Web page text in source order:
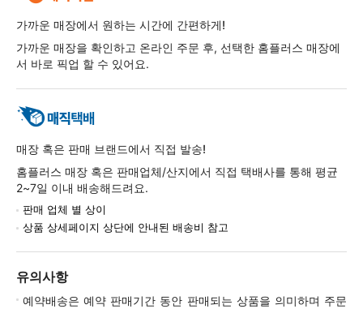
가까운 매장에서 원하는 시간에 간편하게!
가까운 매장을 확인하고 온라인 주문 후, 선택한 홈플러스 매장에
서 바로 픽업 할 수 있어요.
매장 혹은 판매 브랜드에서 직접 발송!
홈플러스 매장 혹은 판매업체/산지에서 직접 택배사를 통해 평균
2~7일 이내 배송해드려요.
판매 업체 별 상이
상품 상세페이지 상단에 안내된 배송비 참고
유의사항
예약배송은 예약 판매기간 동안 판매되는 상품을 의미하며 주문